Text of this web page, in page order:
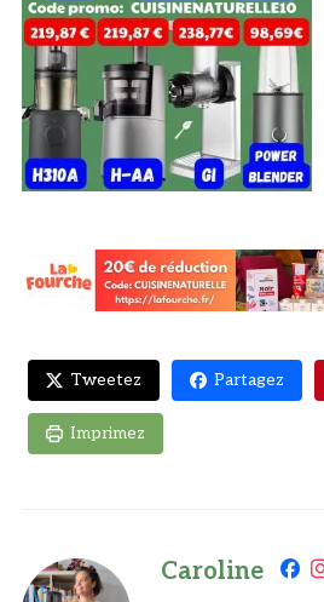
Tweetez Partagez
Imprimez
Caroline